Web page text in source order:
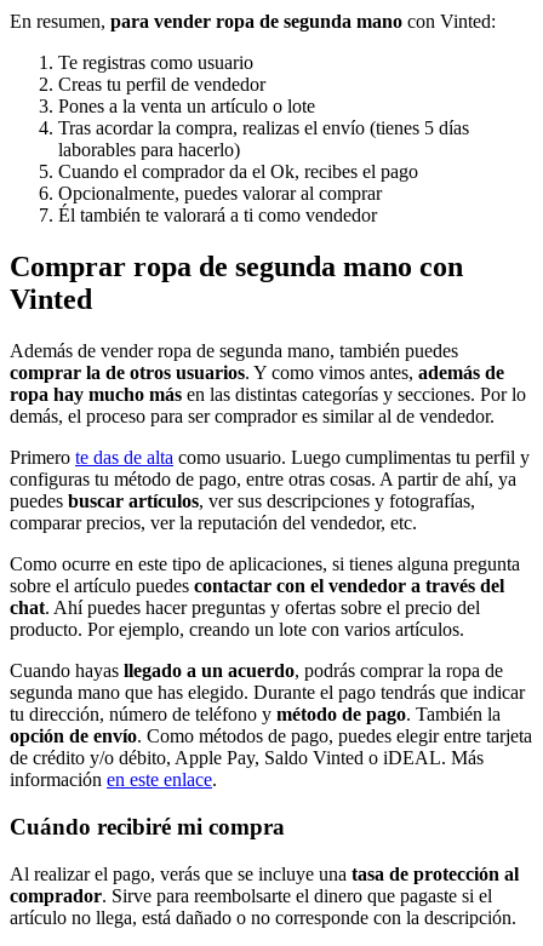
En resumen, para vender ropa de segunda mano con Vinted:
Te registras como usuario
Creas tu perfil de vendedor
Pones a la venta un artículo o lote
Tras acordar la compra, realizas el envío (tienes 5 días
laborables para hacerlo)
Cuando el comprador da el Ok, recibes el pago
Opcionalmente, puedes valorar al comprar
Él también te valorará a ti como vendedor
Comprar ropa de segunda mano con
Vinted
Además de vender ropa de segunda mano, también puedes
comprar la de otros usuarios. Y como vimos antes, además de
ropa hay mucho más en las distintas categorías y secciones. Por lo
demás, el proceso para ser comprador es similar al de vendedor.
Primero te das de alta como usuario. Luego cumplimentas tu perfil y
configuras tu método de pago, entre otras cosas. A partir de ahí, ya
puedes buscar artículos, ver sus descripciones y fotografías,
comparar precios, ver la reputación del vendedor, etc.
Como ocurre en este tipo de aplicaciones, si tienes alguna pregunta
sobre el artículo puedes contactar con el vendedor a través del
chat. Ahí puedes hacer preguntas y ofertas sobre el precio del
producto. Por ejemplo, creando un lote con varios artículos.
Cuando hayas llegado a un acuerdo, podrás comprar la ropa de
segunda mano que has elegido. Durante el pago tendrás que indicar
tu dirección, número de teléfono y método de pago. También la
opción de envío. Como métodos de pago, puedes elegir entre tarjeta
de crédito y/o débito, Apple Pay, Saldo Vinted o iDEAL. Más
información en este enlace.
Cuándo recibiré mi compra
Al realizar el pago, verás que se incluye una tasa de protección al
comprador. Sirve para reembolsarte el dinero que pagaste si el
artículo no llega, está dañado o no corresponde con la descripción.